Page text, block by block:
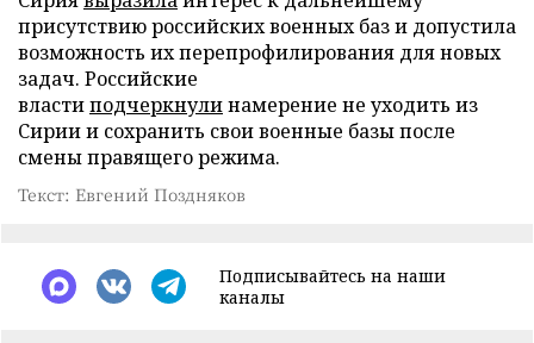
присутствию российских военных баз и допустила
возможность их перепрофилирования для новых
задач. Российские
властиподчеркнулинамерение не уходить из
Сирии и сохранить свои военные базы после
смены правящего режима.
Текст: Евгений Поздняков
Подписывайтесь на наши
каналы